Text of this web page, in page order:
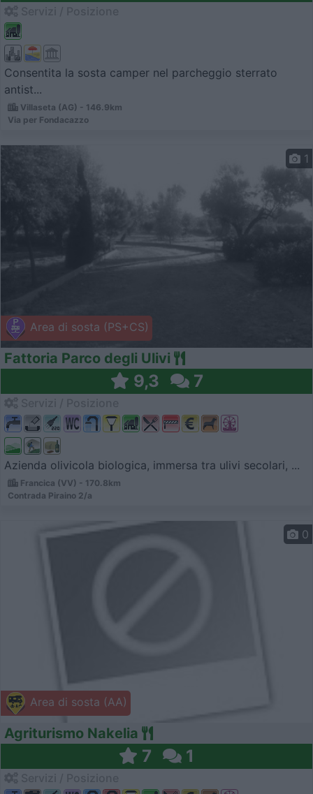
Consentita la sosta camper nel parcheggio sterrato
antist...
Villaseta (AG) - 146.9km
Via per Fondacazzo
Area di sosta (PS+CS)
1
Fattoria Parco degli Ulivi
9,3 7
Azienda olivicola biologica, immersa tra ulivi secolari, ...
Francica (VV) - 170.8km
Contrada Piraino 2/a
Area di sosta (AA)
0
Agriturismo Nakelia
7 1